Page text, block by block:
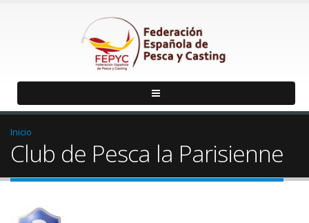
Inicio
Club de Pesca la Parisienne